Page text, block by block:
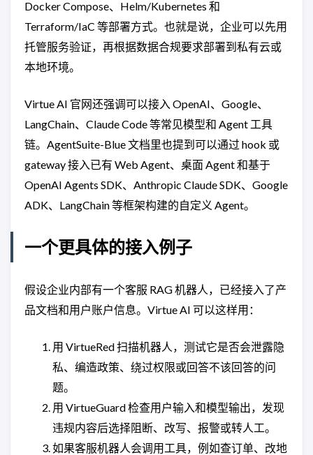
Docker Compose、Helm/Kubernetes 和
Terraform/IaC 等部署方式。也就是说，企业可以先用
托管服务验证，再根据数据合规要求部署到私有云或
本地环境。
Virtue AI 官网还强调可以接入 OpenAI、Google、
LangChain、Claude Code 等常见模型和 Agent 工具
链。AgentSuite-Blue 文档里也提到可以通过 hook 或
gateway 接入已有 Web Agent、桌面 Agent 和基于
OpenAI Agents SDK、Anthropic Claude SDK、Google
ADK、LangChain 等框架构建的自定义 Agent。
一个更具体的接入例子
假设企业内部有一个客服 RAG 机器人，已经接入了产
品文档和用户账户信息。Virtue AI 可以这样用：
用 VirtueRed 扫描机器人，测试它是否会泄露隐
私、编造政策、绕过权限或回答不该回答的问
题。
用 VirtueGuard 检查用户输入和模型输出，发现
违规内容后选择阻断、改写、报警或转人工。
如果客服机器人会调用工具，例如查订单、改地